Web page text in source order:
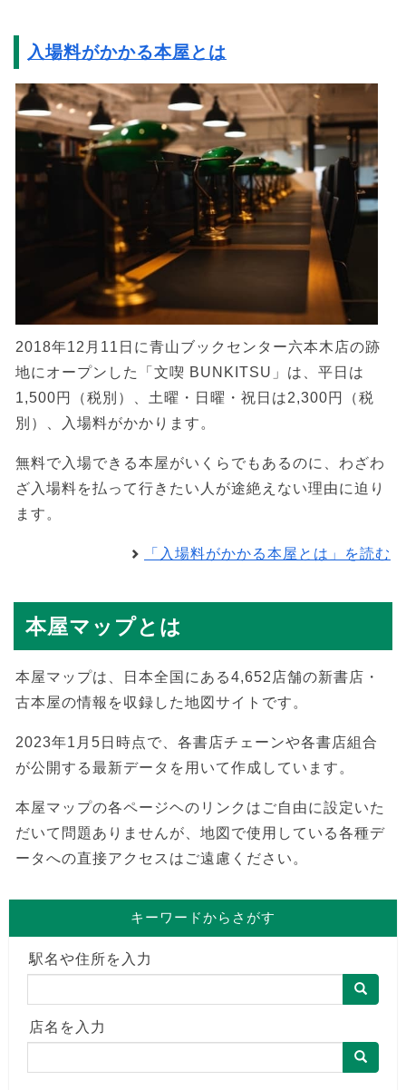
入場料がかかる本屋とは
2018年12月11日に青山ブックセンター六本木店の跡
地にオープンした「文喫 BUNKITSU」は、平日は
1,500円（税別）、土曜・日曜・祝日は2,300円（税
別）、入場料がかかります。
無料で入場できる本屋がいくらでもあるのに、わざわ
ざ入場料を払って行きたい人が途絶えない理由に迫り
ます。
「入場料がかかる本屋とは」を読む
本屋マップとは
本屋マップは、日本全国にある4,652店舗の新書店・
古本屋の情報を収録した地図サイトです。
2023年1月5日時点で、各書店チェーンや各書店組合
が公開する最新データを用いて作成しています。
本屋マップの各ページヘのリンクはご自由に設定いた
だいて問題ありませんが、地図で使用している各種デ
ータへの直接アクセスはご遠慮ください。
キーワードからさがす
駅名や住所を入力
店名を入力